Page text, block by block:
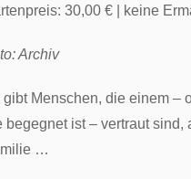
30,00 € | keine
Archiv
gibt Menschen, die einem –
begegnet ist – vertraut sind,
…